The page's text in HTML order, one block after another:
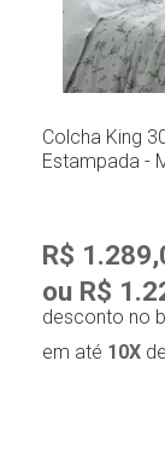
Colcha King
Estampada -
R$
ou R$
desconto no
em até 10X de